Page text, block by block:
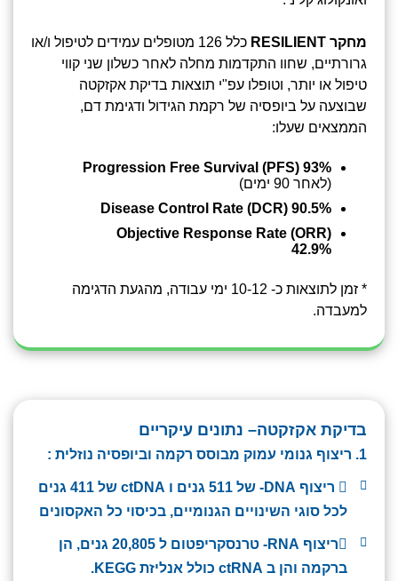
מחקר RESILIENT
כלל 126 מטופלים עמידים לטיפול ו/או
גרורתיים, שחוו התקדמות מחלה לאחר כשלון שני קווי
טיפול או יותר, וטופלו עפ"י תוצאות בדיקת אקזקטה
שבוצעה על ביופסיה של רקמת הגידול ודגימת דם,
הממצאים שעלו:
93% Progression Free Survival (PFS)
(לאחר 90 ימים)
Disease Control Rate (DCR) 90.5%
Objective Response Rate (ORR)
42.9%
* זמן לתוצאות כ- 10-12 ימי עבודה, מהגעת הדגימה
למעבדה.
בדיקת אקזקטה– נתונים עיקריים
1. ריצוף גנומי עמוק מבוסס רקמה וביופסיה נוזלית :
 ריצוף DNA- של 511 גנים ו ctDNA של 411 גנים
לכל סוגי השינויים הגנומיים, בכיסוי כל האקסונים
ריצוף RNA- טרנסקריפטום ל 20,805 גנים, הן
ברקמה והן ב ctRNA כולל אנליזת KEGG.